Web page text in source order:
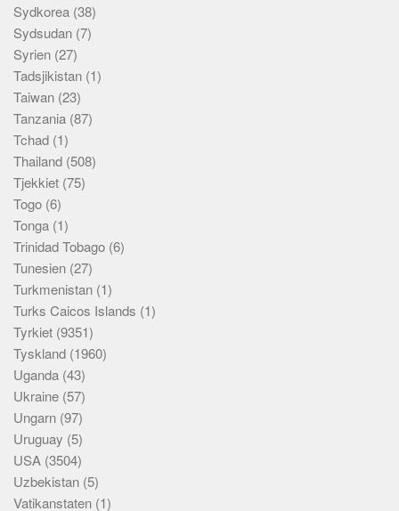
Sydkorea (38)
Sydsudan (7)
Syrien (27)
Tadsjikistan (1)
Taiwan (23)
Tanzania (87)
Tchad (1)
Thailand (508)
Tjekkiet (75)
Togo (6)
Tonga (1)
Trinidad Tobago (6)
Tunesien (27)
Turkmenistan (1)
Turks Caicos Islands (1)
Tyrkiet (9351)
Tyskland (1960)
Uganda (43)
Ukraine (57)
Ungarn (97)
Uruguay (5)
USA (3504)
Uzbekistan (5)
Vatikanstaten (1)